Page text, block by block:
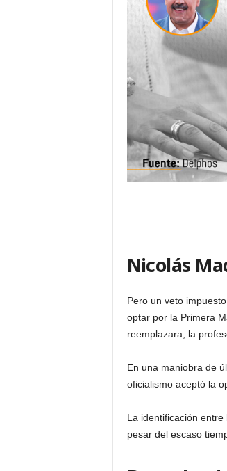
Nicolás
Pero un veto
optar por la Primera
reemplazara, la
En una maniobra de
oficialismo aceptó la
La identificación
pesar del escaso